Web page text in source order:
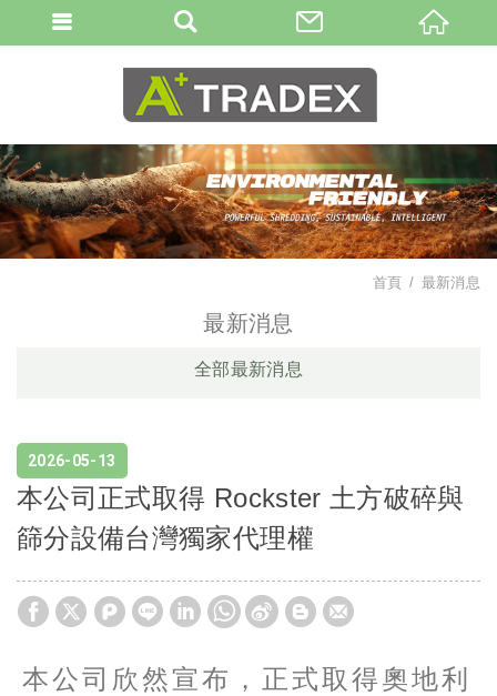
最新消息
首頁 最新消息
全部最新消息
13
05
2026
本公司正式取得 Rockster 土方破碎與
篩分設備台灣獨家代理權
本公司欣然宣布，正式取得奧地利